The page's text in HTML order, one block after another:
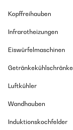
Kopffreihauben
Infrarotheizungen
Eiswürfelmaschinen
Getränkekühlschränke
Luftkühler
Wandhauben
Induktionskochfelder